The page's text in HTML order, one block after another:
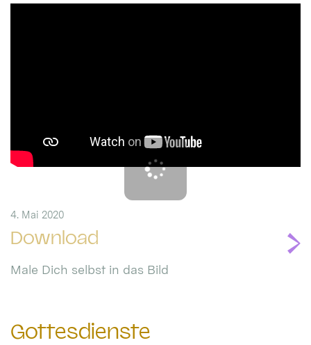
Download
4. Mai 2020
Male Dich selbst in das Bild
Gottesdienste